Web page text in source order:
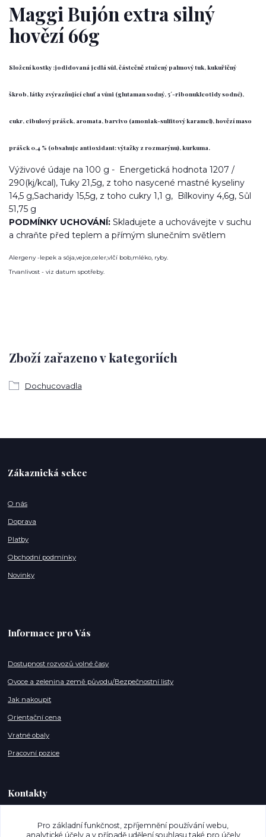
Maggi Bujón extra silný
hovězí 66g
Složení kostky :jodidovaná jedlá sůl, částečně ztužený palmový tuk, kukuřičný
škrob, látky zvýrazňující chuť a vůni (glutaman sodný, 5´-ribonukleotidy sodné),
cukr, cibulový prášek, aromata, barvivo (amoniak-sulfitový karamel), hovězí maso
prášek 0,4 % (obsahuje antioxidant: výtažky z rozmarýnu), kurkuma.
Výživové údaje na 100 g - Energetická hodnota 1207 /
290(kj/kcal), Tuky 21,5g, z toho nasycené mastné kyseliny
14,5 g,Sacharidy 15,5g, z toho cukry 1,1 g, Bílkoviny 4,6g, Sůl
51,75 g
PODMÍNKY UCHOVÁNÍ: Skladujete a uchovávejte v suchu
a chraňte před teplem a přímým slunečním světlem
Alergeny -lepek a sója,vejce,celer,vlčí bob,mléko, ryby.
Trvanlivost - viz datum spotřeby.
Zboží zařazeno v kategoriích
Dochucovadla
Zákaznická sekce
O nás
Doprava
Platby
Obchodní podmínky
Novinky
Informace pro Vás
Dostupnost rozvozů volné časy
Ovoce a zelenina země původu/Bezpečnostní listy
Jak nakoupit
Orientační cena
Vratné obaly
Pracovní pozice
Kontakty
info@mujnakupostrava.cz
Pro základní funkčnost, zpříjemnění používání webu,
analytické účely a v případě udělení souhlasu také pro účely